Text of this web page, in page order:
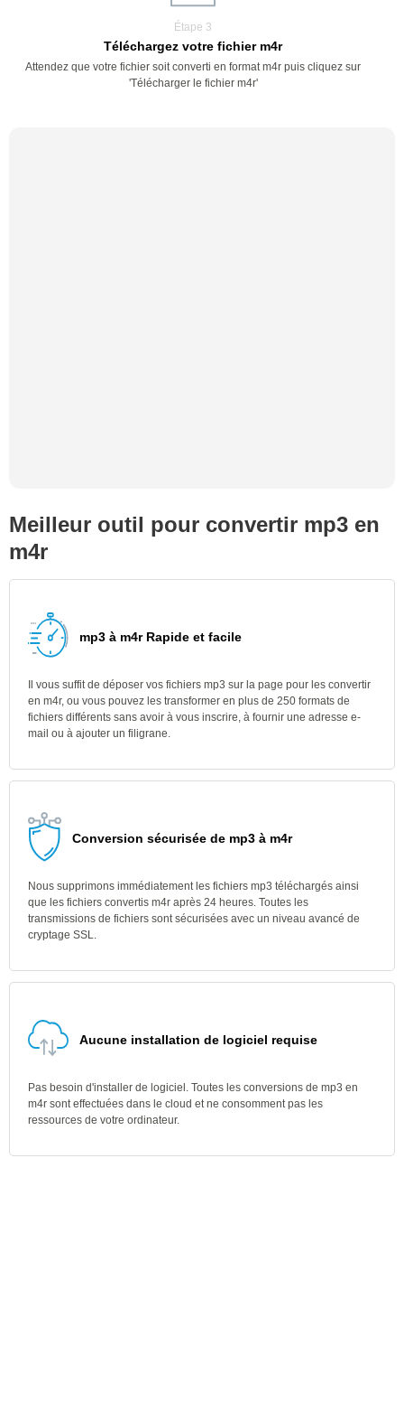
Étape 3
Téléchargez votre fichier m4r
Attendez que votre fichier soit converti en format m4r puis cliquez sur
'Télécharger le fichier m4r'
Meilleur outil pour convertir mp3 en
m4r
mp3 à m4r Rapide et facile
Il vous suffit de déposer vos fichiers mp3 sur la page pour les convertir
en m4r, ou vous pouvez les transformer en plus de 250 formats de
fichiers différents sans avoir à vous inscrire, à fournir une adresse e-
mail ou à ajouter un filigrane.
Conversion sécurisée de mp3 à m4r
Nous supprimons immédiatement les fichiers mp3 téléchargés ainsi
que les fichiers convertis m4r après 24 heures. Toutes les
transmissions de fichiers sont sécurisées avec un niveau avancé de
cryptage SSL.
Aucune installation de logiciel requise
Pas besoin d'installer de logiciel. Toutes les conversions de mp3 en
m4r sont effectuées dans le cloud et ne consomment pas les
ressources de votre ordinateur.